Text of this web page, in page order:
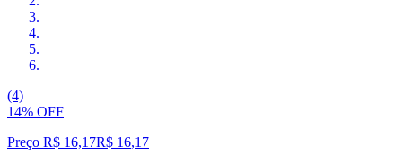
(4)
14% OFF
Preço R$ 16,17R$ 16,17